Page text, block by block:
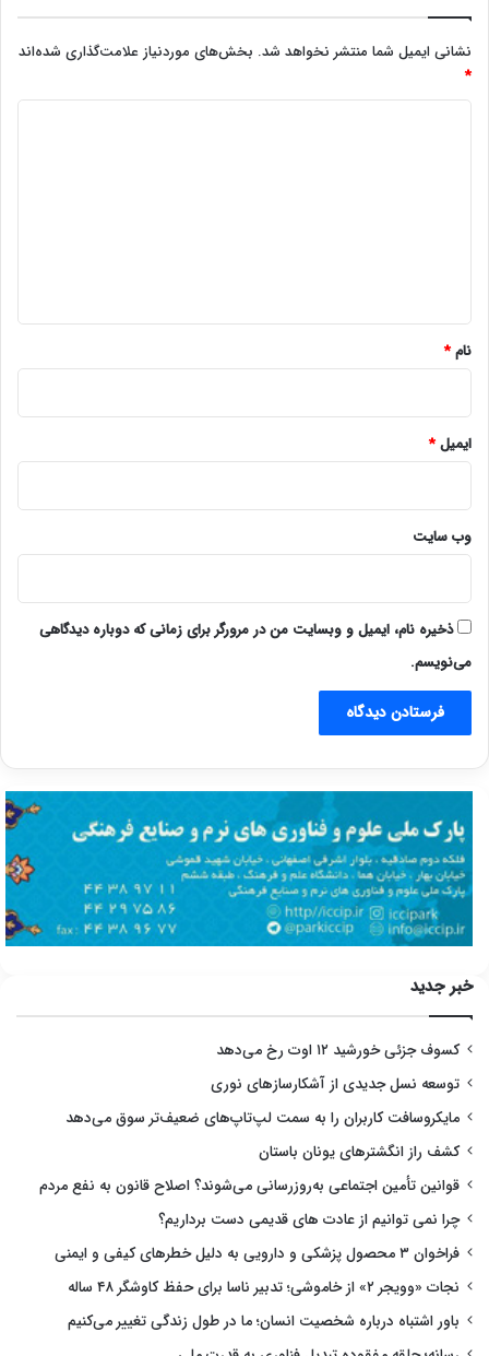
نشانی ایمیل شما منتشر نخواهد شد. بخش‌های موردنیاز علامت‌گذاری شده‌اند
*
نام*
ایمیل*
وب‌ سایت
ذخیره نام، ایمیل و وبسایت من در مرورگر برای زمانی که دوباره دیدگاهی
می‌نویسم.
خبر جدید
کسوف جزئی خورشید ۱۲ اوت رخ می‌دهد
توسعه نسل جدیدی از آشکارسازهای نوری
مایکروسافت کاربران را به سمت لپ‌تاپ‌های ضعیف‌تر سوق می‌دهد
کشف راز انگشترهای یونان باستان
قوانین تأمین اجتماعی به‌روزرسانی می‌شوند؟ اصلاح قانون به نفع مردم
چرا نمی توانیم از عادت های قدیمی دست برداریم؟
فراخوان ۳ محصول پزشکی و دارویی به دلیل خطرهای کیفی و ایمنی
نجات «وویجر ۲» از خاموشی؛ تدبیر ناسا برای حفظ کاوشگر ۴۸ ساله
باور اشتباه درباره شخصیت انسان؛ ما در طول زندگی تغییر می‌کنیم